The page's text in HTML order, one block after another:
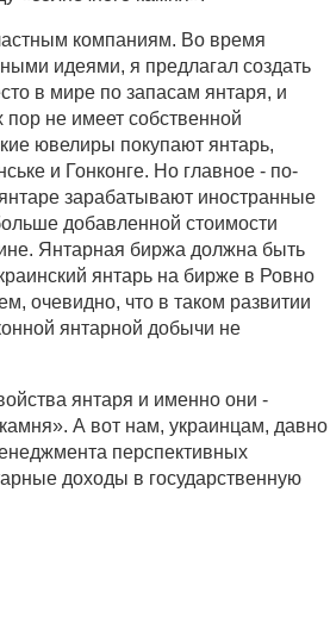
компаниям. Во время
идеями, я предлагал создать
в мире по запасам янтаря, и
пор не имеет собственной
ювелиры покупают янтарь,
и Гонконге. Но главное - по-
зарабатывают иностранные
добавленной стоимости
Янтарная биржа должна быть
янтарь на бирже в Ровно
очевидно, что в таком развитии
янтарной добычи не
янтаря и именно они -
А вот нам, украинцам, давно
перспективных
доходы в государственную